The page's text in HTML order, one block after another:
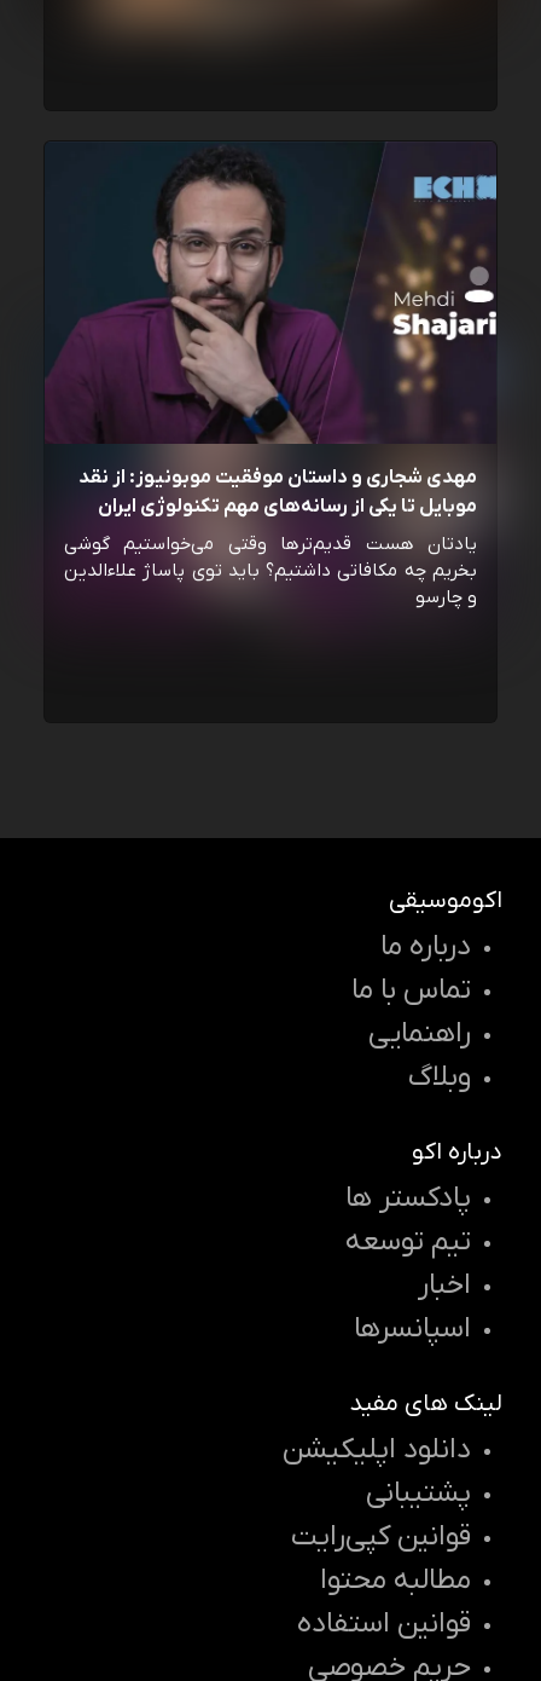
مهدی شجاری و داستان موفقیت موبونیوز: از نقد
موبایل تا یکی از رسانه‌‌های مهم تکنولوژی ایران
یادتان هست قدیم‌ترها وقتی می‌خواستیم گوشی
بخریم چه مکافاتی داشتیم؟ باید توی پاساژ علاءالدین
و چارسو
اکوموسیقی
درباره ما
تماس با ما
راهنمایی
وبلاگ
درباره اکو
پادکستر ها
تیم توسعه
اخبار
اسپانسرها
لینک های مفید
دانلود اپلیکیشن
پشتیبانی
قوانین کپی‌رایت
مطالبه محتوا
قوانین استفاده
حریم خصوصی